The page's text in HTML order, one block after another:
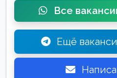
Все
Ещё